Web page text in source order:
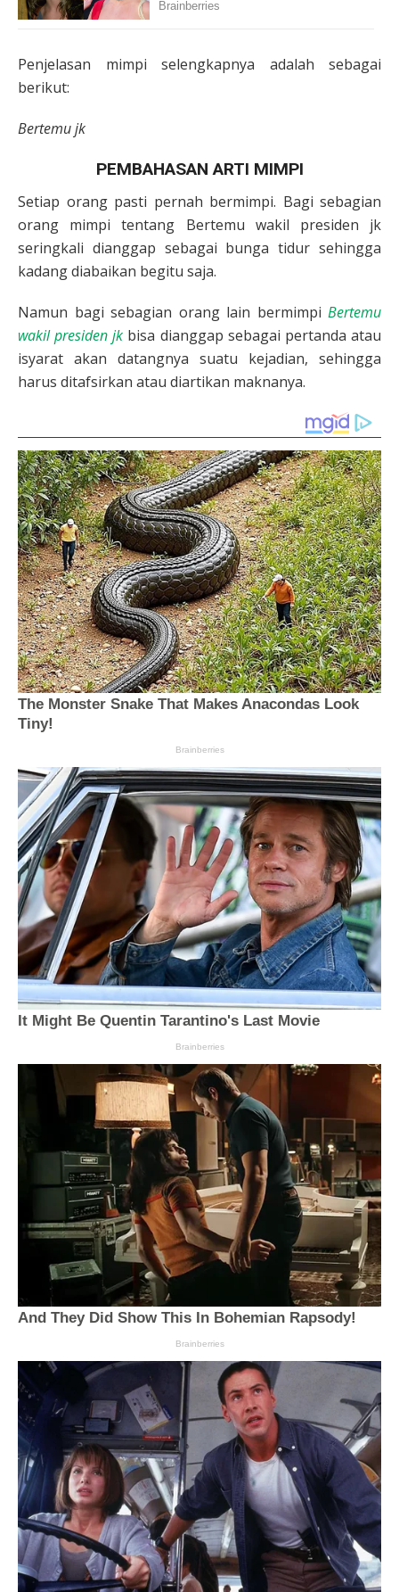
Penjelasan mimpi selengkapnya adalah sebagai
berikut:
Bertemu jk
PEMBAHASAN ARTI MIMPI
Setiap orang pasti pernah bermimpi. Bagi sebagian
orang mimpi tentang Bertemu wakil presiden jk
seringkali dianggap sebagai bunga tidur sehingga
kadang diabaikan begitu saja.
Namun bagi sebagian orang lain bermimpi Bertemu
wakil presiden jk bisa dianggap sebagai pertanda atau
isyarat akan datangnya suatu kejadian, sehingga
harus ditafsirkan atau diartikan maknanya.